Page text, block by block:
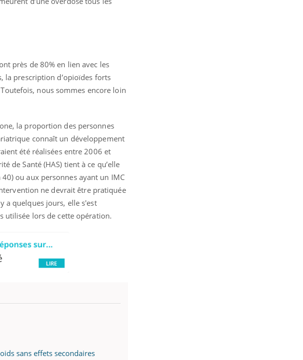
près de 80% en lien avec les
la prescription d’opioïdes forts
nous sommes encore loin
la proportion des personnes
connaît un développement
été réalisées entre 2006 et
de Santé (HAS) tient à ce qu’elle
ou aux personnes ayant un IMC
ne devrait être pratiquée
a quelques jours, elle s'est
utilisée lors de cette opération.
sans effets secondaires